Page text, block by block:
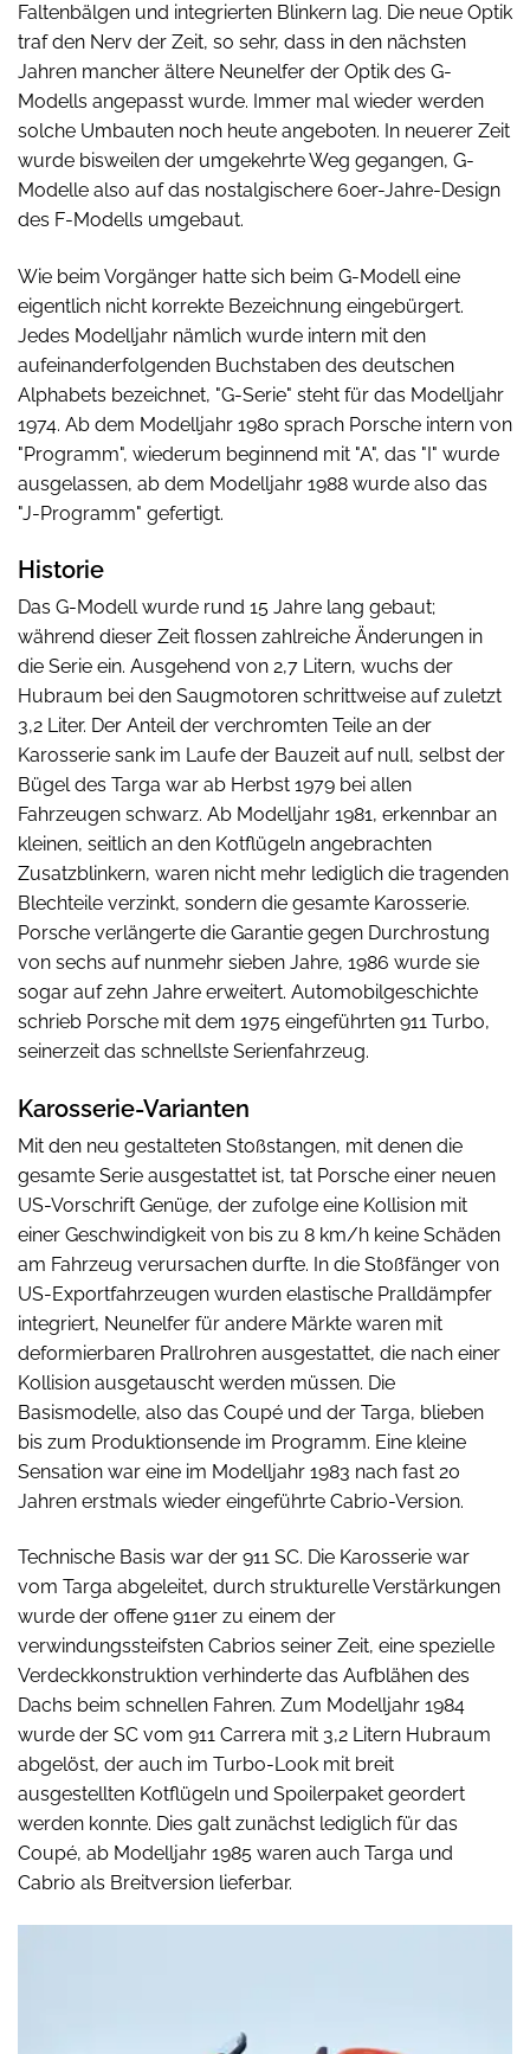
Faltenbälgen und integrierten Blinkern lag. Die neue Optik
traf den Nerv der Zeit, so sehr, dass in den nächsten
Jahren mancher ältere Neunelfer der Optik des G-
Modells angepasst wurde. Immer mal wieder werden
solche Umbauten noch heute angeboten. In neuerer Zeit
wurde bisweilen der umgekehrte Weg gegangen, G-
Modelle also auf das nostalgischere 60er-Jahre-Design
des F-Modells umgebaut.
Wie beim Vorgänger hatte sich beim G-Modell eine
eigentlich nicht korrekte Bezeichnung eingebürgert.
Jedes Modelljahr nämlich wurde intern mit den
aufeinanderfolgenden Buchstaben des deutschen
Alphabets bezeichnet, "G-Serie" steht für das Modelljahr
1974. Ab dem Modelljahr 1980 sprach Porsche intern von
"Programm", wiederum beginnend mit "A", das "I" wurde
ausgelassen, ab dem Modelljahr 1988 wurde also das
"J-Programm" gefertigt.
Historie
Das G-Modell wurde rund 15 Jahre lang gebaut;
während dieser Zeit flossen zahlreiche Änderungen in
die Serie ein. Ausgehend von 2,7 Litern, wuchs der
Hubraum bei den Saugmotoren schrittweise auf zuletzt
3,2 Liter. Der Anteil der verchromten Teile an der
Karosserie sank im Laufe der Bauzeit auf null, selbst der
Bügel des Targa war ab Herbst 1979 bei allen
Fahrzeugen schwarz. Ab Modelljahr 1981, erkennbar an
kleinen, seitlich an den Kotflügeln angebrachten
Zusatzblinkern, waren nicht mehr lediglich die tragenden
Blechteile verzinkt, sondern die gesamte Karosserie.
Porsche verlängerte die Garantie gegen Durchrostung
von sechs auf nunmehr sieben Jahre, 1986 wurde sie
sogar auf zehn Jahre erweitert. Automobilgeschichte
schrieb Porsche mit dem 1975 eingeführten 911 Turbo,
seinerzeit das schnellste Serienfahrzeug.
Karosserie-Varianten
Mit den neu gestalteten Stoßstangen, mit denen die
gesamte Serie ausgestattet ist, tat Porsche einer neuen
US-Vorschrift Genüge, der zufolge eine Kollision mit
einer Geschwindigkeit von bis zu 8 km/h keine Schäden
am Fahrzeug verursachen durfte. In die Stoßfänger von
US-Exportfahrzeugen wurden elastische Pralldämpfer
integriert, Neunelfer für andere Märkte waren mit
deformierbaren Prallrohren ausgestattet, die nach einer
Kollision ausgetauscht werden müssen. Die
Basismodelle, also das Coupé und der Targa, blieben
bis zum Produktionsende im Programm. Eine kleine
Sensation war eine im Modelljahr 1983 nach fast 20
Jahren erstmals wieder eingeführte Cabrio-Version.
Technische Basis war der 911 SC. Die Karosserie war
vom Targa abgeleitet, durch strukturelle Verstärkungen
wurde der offene 911er zu einem der
verwindungssteifsten Cabrios seiner Zeit, eine spezielle
Verdeckkonstruktion verhinderte das Aufblähen des
Dachs beim schnellen Fahren. Zum Modelljahr 1984
wurde der SC vom 911 Carrera mit 3,2 Litern Hubraum
abgelöst, der auch im Turbo-Look mit breit
ausgestellten Kotflügeln und Spoilerpaket geordert
werden konnte. Dies galt zunächst lediglich für das
Coupé, ab Modelljahr 1985 waren auch Targa und
Cabrio als Breitversion lieferbar.